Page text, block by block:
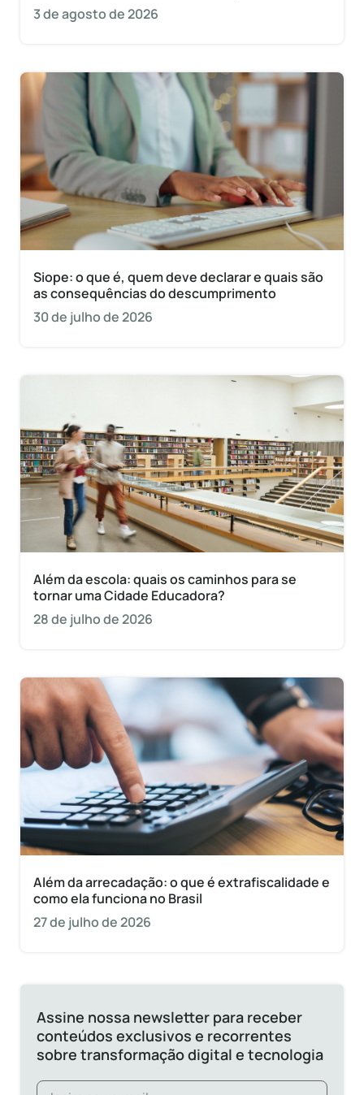
3 de agosto de 2026
Siope: o que é, quem deve declarar e quais são
as consequências do descumprimento
30 de julho de 2026
Além da escola: quais os caminhos para se
tornar uma Cidade Educadora?
28 de julho de 2026
Além da arrecadação: o que é extrafiscalidade e
como ela funciona no Brasil
27 de julho de 2026
Assine nossa newsletter para receber
conteúdos exclusivos e recorrentes
sobre transformação digital e tecnologia